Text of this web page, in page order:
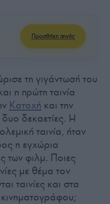
Προσθήκη πηγής
τη γιγάντωσή του
η πρώτη ταινία
Κατοχή και την
δεκαετίες. Η
ταινία, ήταν
η εγχώρια
των φιλμ. Ποιες
με θέμα τον
ταινίες και στα